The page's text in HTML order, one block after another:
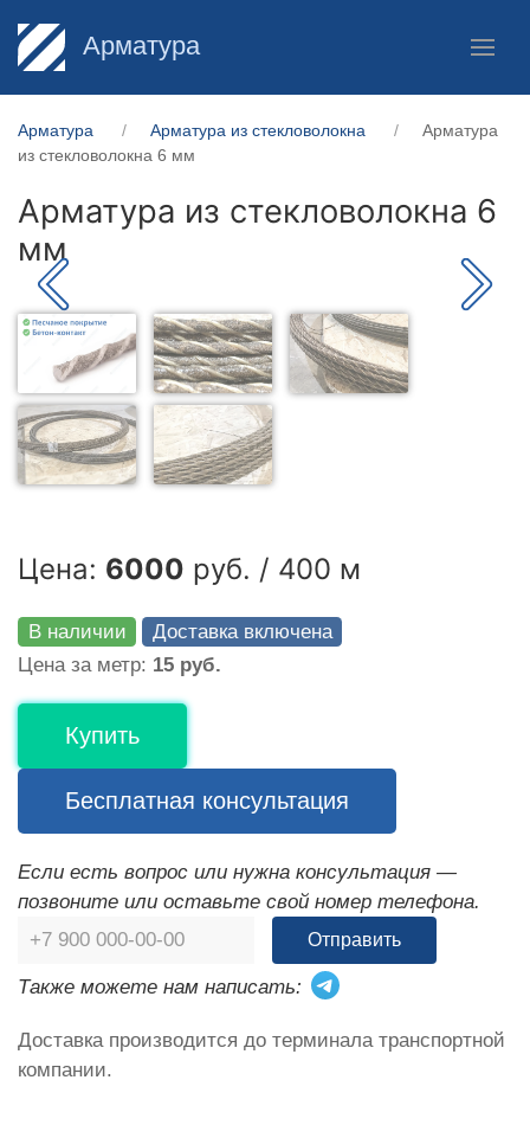
Арматура
Арматура Арматура из стекловолокна
Арматура
из стекловолокна 6 мм
Арматура из стекловолокна 6
мм
Цена: 6000 руб. / 400 м
В наличии
Доставка включена
Цена за метр: 15 руб.
Купить
Бесплатная консультация
Если есть вопрос или нужна консультация —
позвоните или оставьте свой номер телефона.
Отправить
Также можете нам написать:
Доставка производится до терминала транспортной
компании.